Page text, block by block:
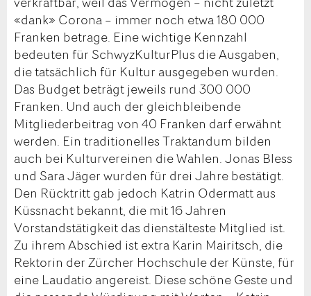
«dank» Corona – immer noch etwa 180 000
Franken betrage. Eine wichtige Kennzahl
bedeuten für SchwyzKulturPlus die Ausgaben,
die tatsächlich für Kultur ausgegeben wurden.
Das Budget beträgt jeweils rund 300 000
Franken. Und auch der gleichbleibende
Mitgliederbeitrag von 40 Franken darf erwähnt
werden. Ein traditionelles Traktandum bilden
auch bei Kulturvereinen die Wahlen. Jonas Bless
und Sara Jäger wurden für drei Jahre bestätigt.
Den Rücktritt gab jedoch Katrin Odermatt aus
Küssnacht bekannt, die mit 16 Jahren
Vorstandstätigkeit das dienstälteste Mitglied ist.
Zu ihrem Abschied ist extra Karin Mairitsch, die
Rektorin der Zürcher Hochschule der Künste, für
eine Laudatio angereist. Diese schöne Geste und